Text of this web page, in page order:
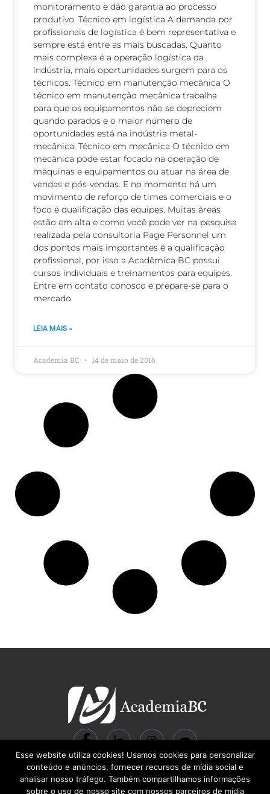
monitoramento e dão garantia ao processo
produtivo. Técnico em logística A demanda por
profissionais de logística é bem representativa e
sempre está entre as mais buscadas. Quanto
mais complexa é a operação logística da
indústria, mais oportunidades surgem para os
técnicos. Técnico em manutenção mecânica O
técnico em manutenção mecânica trabalha
para que os equipamentos não se depreciem
quando parados e o maior número de
oportunidades está na indústria metal-
mecânica. Técnico em mecânica O técnico em
mecânica pode estar focado na operação de
máquinas e equipamentos ou atuar na área de
vendas e pós-vendas. E no momento há um
movimento de reforço de times comerciais e o
foco é qualificação das equipes. Muitas áreas
estão em alta e como você pode ver na pesquisa
realizada pela consultoria Page Personnel um
dos pontos mais importantes é a qualificação
profissional, por isso a Acadêmica BC possui
cursos individuais e treinamentos para equipes.
Entre em contato conosco e prepare-se para o
mercado.
LEIA MAIS »
Academia BC 14 de maio de 2016
© 2024 ACADEMIA BC Gestão do Conhecimento LTDA | CNPJ:
22.713.710/0001-00 | R. Santa Quitéria, 541 – Carlos Prates | Belo Horizonte
– MG | CEP 30710-460
Esse website utiliza cookies! Usamos cookies para personalizar
conteúdo e anúncios, fornecer recursos de mídia social e
analisar nosso tráfego. Também compartilhamos informações
sobre o uso de nosso site com nossos parceiros de mídia